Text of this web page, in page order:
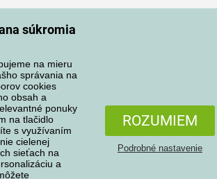
súkromia
na mieru
správania na
cookies
obsah a
ponuky
na tlačidlo
s využívaním
cielenej
sieťach na
a
ROZUMIEM
Podrobné nastavenie
zmluvy